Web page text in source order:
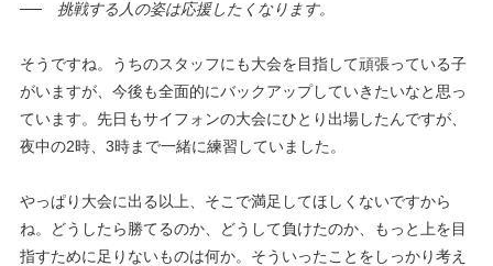
── 挑戦する人の姿は応援したくなります。
そうですね。うちのスタッフにも大会を目指して頑張っている子
がいますが、今後も全面的にバックアップしていきたいなと思っ
ています。先日もサイフォンの大会にひとり出場したんですが、
夜中の2 時、 3 時まで一緒に練習していました。
やっぱり大会に出る以上、そこで満足してほしくないですから
ね。どうしたら勝てるのか、どうして負けたのか、もっと上を目
指すために足りないものは何か。そういったことをしっかり考え